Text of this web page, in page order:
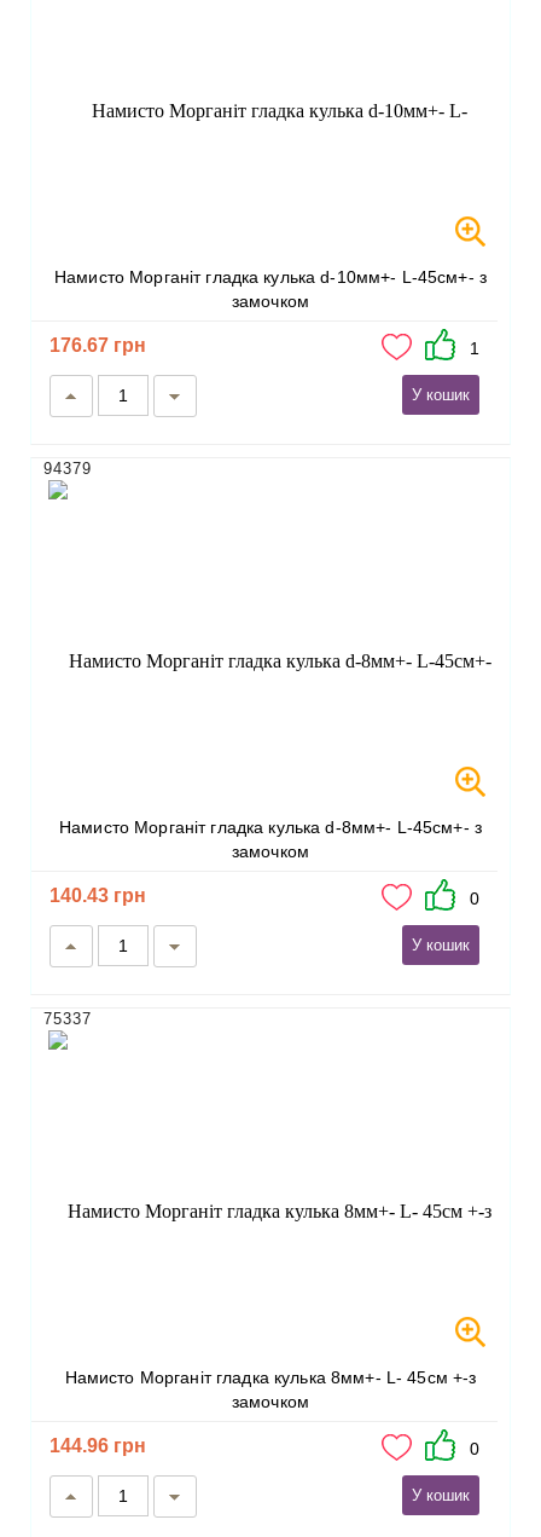
Намисто Морганіт гладка кулька d-10мм+- L-45см+- з
замочком
176.67 грн 1
У кошик
Намисто Морганіт гладка кулька d-8мм+- L-45см+- з
замочком
94379
140.43 грн 0
У кошик
Намисто Морганіт гладка кулька 8мм+- L- 45см +-з
замочком
75337
144.96 грн 0
У кошик